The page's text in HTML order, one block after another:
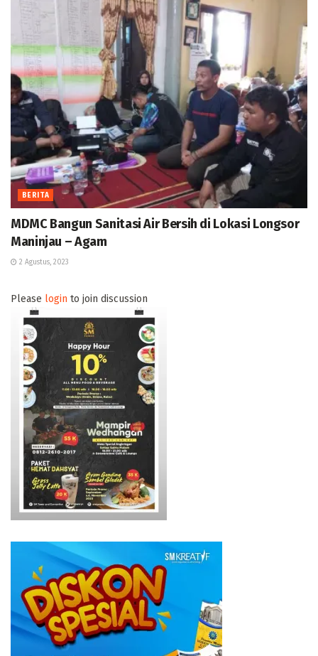
BERITA
MDMC Bangun Sanitasi Air Bersih di Lokasi Longsor
Maninjau – Agam
2 Agustus, 2023
Please login to join discussion